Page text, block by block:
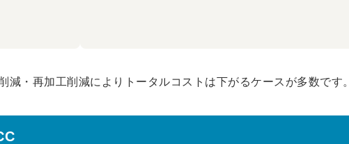
減・再加工削減によりトータルコストは下がるケースが多数です